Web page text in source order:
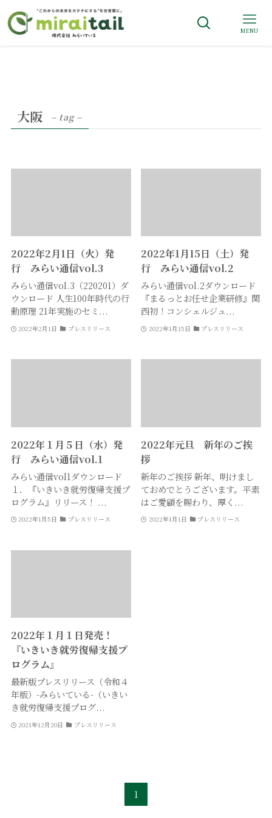
MENU
大阪 – tag –
2022年2月1日（火）発
行 みらい通信vol.3
みらい通信vol.3（220201）ダ
ウンロード 人生100年時代の行
動原理 21年実施のセミ...
2022年2月1日 プレスリリース
2022年1月15日（土）発
行 みらい通信vol.2
みらい通信vol.2ダウンロード
『まるっとお任せ企業研修』関
西初！コンシェルジュ...
2022年1月15日 プレスリリース
2022年１月５日（水）発
行 みらい通信vol.1
みらい通信vol1ダウンロード
１．『いきいき就労復帰支援プ
ログラム』リリース！ ...
2022年1月5日 プレスリリース
2022年元旦 新年のご挨
拶
新年のご挨拶 新年、明けまし
ておめでとうございます。平素
はご愛顧を賜わり、厚く...
2022年1月1日 プレスリリース
2022年１月１日発売！
『いきいき就労復帰支援プ
ログラム』
最新版プレスリリース（令和４
年版）-みらいている-（いきい
き就労復帰支援プログ...
2021年12月20日 プレスリリース
1